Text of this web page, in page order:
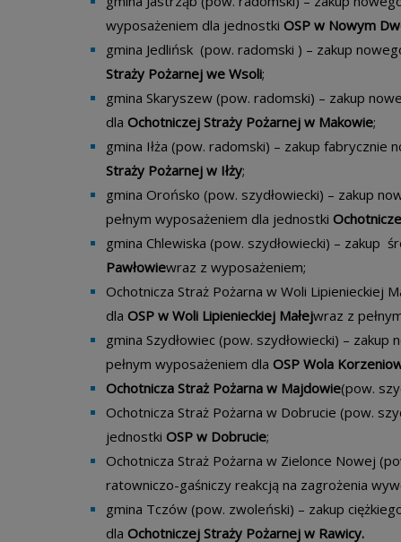
wyposażeniem dla jednostki OSP w Nowym
gmina Jedlińsk (pow. radomski ) – zakup
Straży Pożarnej we Wsoli;
gmina Skaryszew (pow. radomski) – zakup
dla Ochotniczej Straży Pożarnej w Makowie;
gmina Iłża (pow. radomski) – zakup
Straży Pożarnej w Iłży;
gmina Orońsko (pow. szydłowiecki) – zakup
pełnym wyposażeniem dla jednostki
gmina Chlewiska (pow. szydłowiecki) – zakup
Pawłowiewraz z wyposażeniem;
Ochotnicza Straż Pożarna w Woli Lipienieckiej
dla OSP w Woli Lipienieckiej Małejwraz z
gmina Szydłowiec (pow. szydłowiecki) –
pełnym wyposażeniem dla OSP Wola
Ochotnicza Straż Pożarna w Majdowie(pow.
Ochotnicza Straż Pożarna w Dobrucie (pow.
jednostki OSP w Dobrucie;
Ochotnicza Straż Pożarna w Zielonce Nowej
ratowniczo-gaśniczy reakcją na zagrożenia
gmina Tczów (pow. zwoleński) – zakup
dla Ochotniczej Straży Pożarnej w Rawicy.